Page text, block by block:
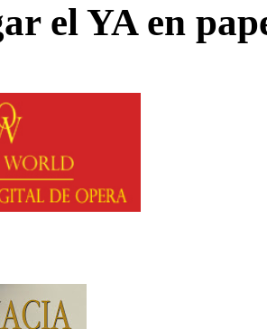
el YA en